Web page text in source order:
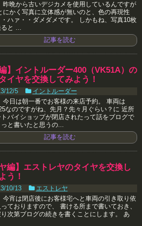
昨晩から古いデジカメを使用しているんですが
にかく写真に立体感が無いのと、色の再現性
ハァ・・ダメダメです。 しかもね、写真10枚
と ...
記事を読む
編】イントルーダー400（VK51A）の
イヤを交換してみよう！
12/5
イントルーダー
今日は朝一番でお客様の来店予約。 車両は
なのですがね、先月？先々月ぐらい？に 近所
バイショップが閉店されたって話をブログで
と書いたと思うの...
記事を読む
ヤ編】エストレヤのタイヤを交換し
う！
10/13
エストレヤ
今宵は閉店後にお客様宅へと車両の引き取り依
ておりますので、 書ける所まで書いておき、
り次第ブログの続きを書くことにします。 あ